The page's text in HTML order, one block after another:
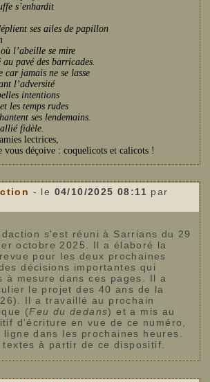
s’enhardit
ses ailes de papillon
l’abeille se mire
pavé des barricades.
jamais ne se lasse
l’adversité
intentions
les temps rudes
ses lendemains.
fidèle.
lectrices,
vous déçoive : coquelicots et calicots !
- le 04/10/2025 08:11 par
s'est réuni à Sarrians du 29
octobre 2025. Il a élaboré la
pour les deux prochaines
décisions importantes qui
à mesure dans ces pages. Il a
le projet des 40 ans de la
Il a travaillé au prochain
(Feu du dedans) et a mis au
d'écriture en vue de ce numéro,
dans les prochaines heures.
à partir de ce dispositif.